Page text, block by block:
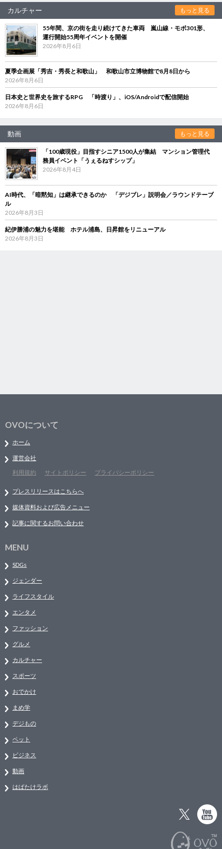
カルチャー もっと見る
55年間、京の街を走り続けてきた車両 嵐山線・モボ301形、
運行開始55周年イベントを開催
2026年8月6日
夏季企画展「秀吉・秀長と和歌山」 和歌山市立博物館で8月8日から
2026年8月6日
日本史と世界史を旅するRPG 「時渡り」、iOS/Androidで配信開始
2026年8月6日
動画 もっと見る
「100歳現役」目指すシニア1500人が集結 マンション管理代
務員イベント「うぇるねすシップ」
2026年8月4日
AI時代、「暗黙知」は継承できるのか 「デジブレ」説明会／ラウンドテーブ
ル
2026年8月3日
紀伊勝浦の魅力を堪能 ホテル浦島、日昇館をリニューアル
2026年8月3日
OVOについて
ホーム
運営会社
利用規約
サイトポリシー プライバシーポリシー
プレスリリースはこちらへ
媒体資料および広告メニュー
記事に関するお問い合わせ
MENU
SDGs
ジェンダー
ライフスタイル
エンタメ
ファッション
グルメ
カルチャー
スポーツ
おでかけ
まめ学
デジもの
ペット
ビジネス
動画
はばたけラボ